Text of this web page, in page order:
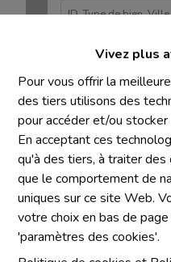
Vivez plus
Pour vous offrir la
des tiers utilisons des
pour accéder et/ou
En acceptant ces
qu'à des tiers, à traiter
que le comportement de
uniques sur ce site Web.
votre choix en bas de
'paramètres des cookies'.
À Vendre
Mentions
Chaque agence est
indépendante
SRL IMMO Water Lane -